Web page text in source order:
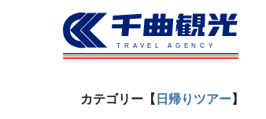
カテゴリー【 日帰りツアー】